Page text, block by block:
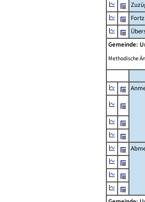
Gemeinde:
Methodische